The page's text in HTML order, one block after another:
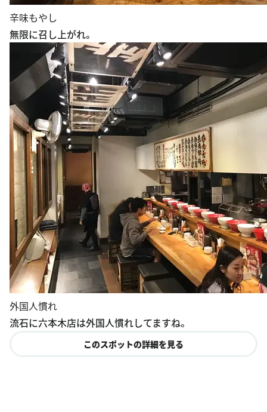
辛味もやし
無限に召し上がれ。
外国人慣れ
流石に六本木店は外国人慣れしてますね。
このスポットの詳細を見る